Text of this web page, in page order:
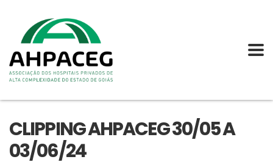
CLIPPING AHPACEG 30/05 A
03/06/24